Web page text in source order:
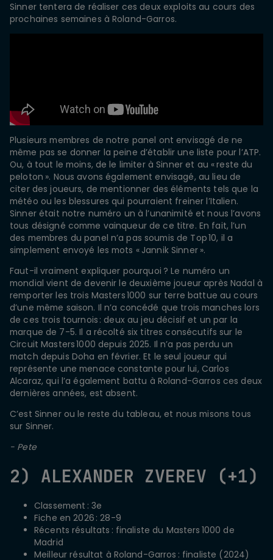
Sinner tentera de réaliser ces deux exploits au cours des
prochaines semaines à Roland-Garros.
Plusieurs membres de notre panel ont envisagé de ne
même pas se donner la peine d’établir une liste pour l’ATP.
Ou, à tout le moins, de le limiter à Sinner et au « reste du
peloton ». Nous avons également envisagé, au lieu de
citer des joueurs, de mentionner des éléments tels que la
météo ou les blessures qui pourraient freiner l’Italien.
Sinner était notre numéro un à l’unanimité et nous l’avons
tous désigné comme vainqueur de ce titre. En fait, l’un
des membres du panel n’a pas soumis de Top 10, il a
simplement envoyé les mots « Jannik Sinner ».
Faut-il vraiment expliquer pourquoi ? Le numéro un
mondial vient de devenir le deuxième joueur après Nadal à
remporter les trois Masters 1000 sur terre battue au cours
d’une même saison. Il n’a concédé que trois manches lors
de ces trois tournois : deux au jeu décisif et un par la
marque de 7-5. Il a récolté six titres consécutifs sur le
Circuit Masters 1000 depuis 2025. Il n’a pas perdu un
match depuis Doha en février. Et le seul joueur qui
représente une menace constante pour lui, Carlos
Alcaraz, qui l’a également battu à Roland-Garros ces deux
dernières années, est absent.
C’est Sinner ou le reste du tableau, et nous misons tous
sur Sinner.
- Pete
2) ALEXANDER ZVEREV (+1)
Classement : 3e
Fiche en 2026 : 28-9
Récents résultats : finaliste du Masters 1000 de
Madrid
Meilleur résultat à Roland-Garros : finaliste (2024)